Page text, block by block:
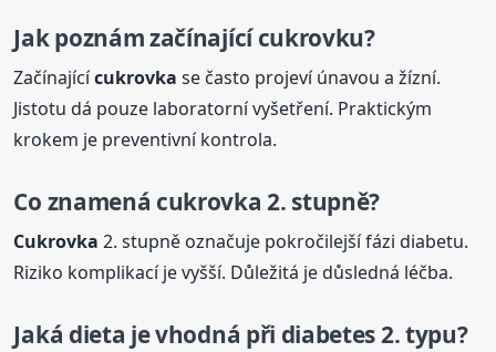
Jak poznám začínající cukrovku?
Začínajícícukrovka se často projeví únavou a žízní.
Jistotu dá pouze laboratorní vyšetření. Praktickým
krokem je preventivní kontrola.
Co znamená cukrovka 2. stupně?
Cukrovka 2. stupně označuje pokročilejší fázi diabetu.
Riziko komplikací je vyšší. Důležitá je důsledná léčba.
Jaká dieta je vhodná při diabetes 2. typu?